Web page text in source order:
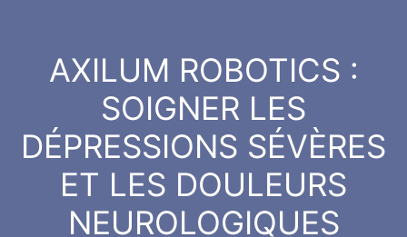
AXILUM ROBOTICS :
SOIGNER LES
DÉPRESSIONS SÉVÈRES
ET LES DOULEURS
NEUROLOGIQUES